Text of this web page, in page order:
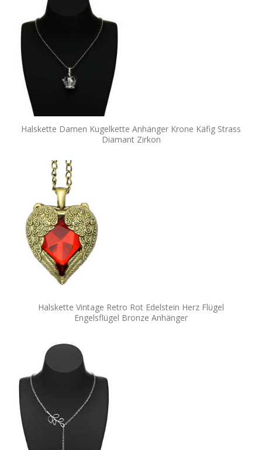
Halskette Damen Kugelkette Anhänger Krone Käfig Strass
Diamant Zirkon
Halskette Vintage Retro Rot Edelstein Herz Flügel
Engelsflügel Bronze Anhänger